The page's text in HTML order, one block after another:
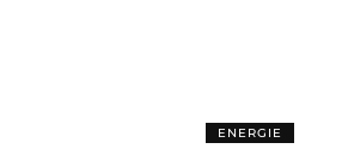
ENERGIE